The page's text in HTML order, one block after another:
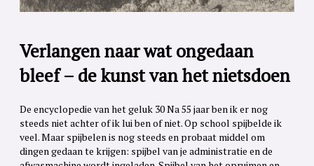
Verlangen naar wat ongedaan
bleef – de kunst van het nietsdoen
De encyclopedie van het geluk 30 Na 55 jaar ben ik er nog
steeds niet achter of ik lui ben of niet. Op school spijbelde ik
veel. Maar spijbelen is nog steeds en probaat middel om
dingen gedaan te krijgen: spijbel van je administratie en de